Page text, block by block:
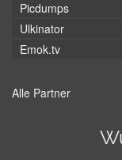
Picdumps
Ulkinator
Emok.tv
Alle Partner